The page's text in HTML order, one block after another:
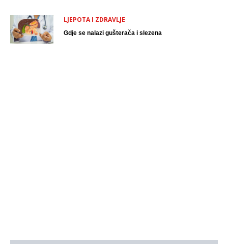
LJEPOTA I ZDRAVLJE
Gdje se nalazi gušterača i slezena